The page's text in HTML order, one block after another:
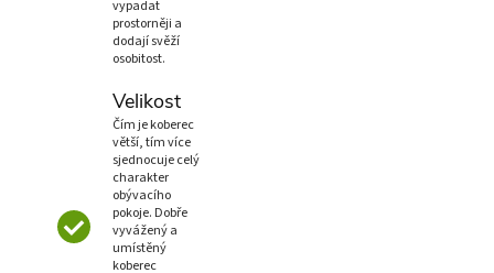
vypadat
prostorněji a
dodají svěží
osobitost.
Velikost
Čím je koberec
větší, tím více
sjednocuje celý
charakter
obývacího
pokoje. Dobře
vyvážený a
umístěný
koberec